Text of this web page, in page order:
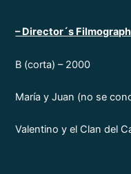
– Director´s
B (corta) – 2000
María y Juan (no se
Valentino y el Clan del